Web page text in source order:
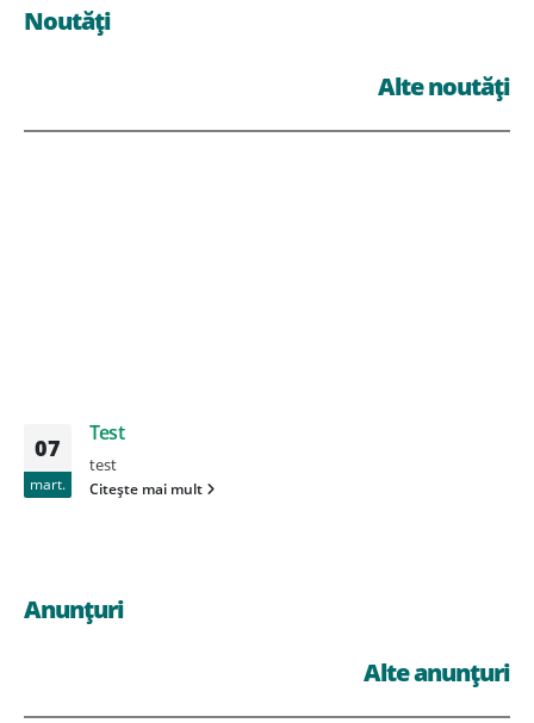
Noutăți
Alte noutăți
07
mart.
Test
test
Citește mai mult
Anunțuri
Alte anunțuri